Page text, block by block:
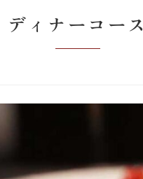
ディナーコース